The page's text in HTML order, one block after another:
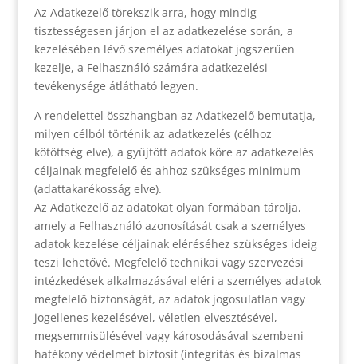
Az Adatkezelő törekszik arra, hogy mindig
tisztességesen járjon el az adatkezelése során, a
kezelésében lévő személyes adatokat jogszerűen
kezelje, a Felhasználó számára adatkezelési
tevékenysége átlátható legyen.
A rendelettel összhangban az Adatkezelő bemutatja,
milyen célból történik az adatkezelés (célhoz
kötöttség elve), a gyűjtött adatok köre az adatkezelés
céljainak megfelelő és ahhoz szükséges minimum
(adattakarékosság elve).
Az Adatkezelő az adatokat olyan formában tárolja,
amely a Felhasználó azonosítását csak a személyes
adatok kezelése céljainak eléréséhez szükséges ideig
teszi lehetővé. Megfelelő technikai vagy szervezési
intézkedések alkalmazásával eléri a személyes adatok
megfelelő biztonságát, az adatok jogosulatlan vagy
jogellenes kezelésével, véletlen elvesztésével,
megsemmisülésével vagy károsodásával szembeni
hatékony védelmet biztosít (integritás és bizalmas